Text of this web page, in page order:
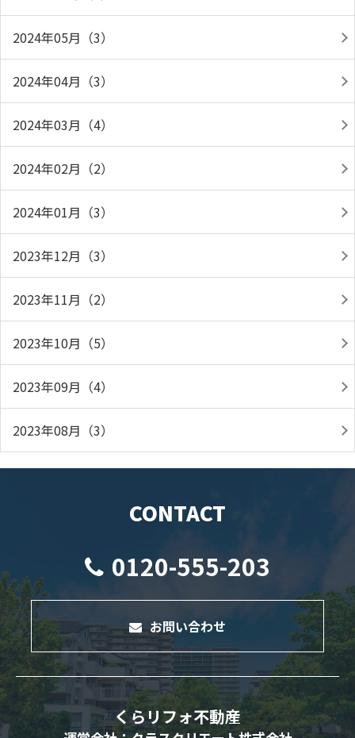
2024年05月（3）
2024年04月（3）
2024年03月（4）
2024年02月（2）
2024年01月（3）
2023年12月（3）
2023年11月（2）
2023年10月（5）
2023年09月（4）
2023年08月（3）
CONTACT
0120-555-203
お問い合わせ
くらリフォ不動産